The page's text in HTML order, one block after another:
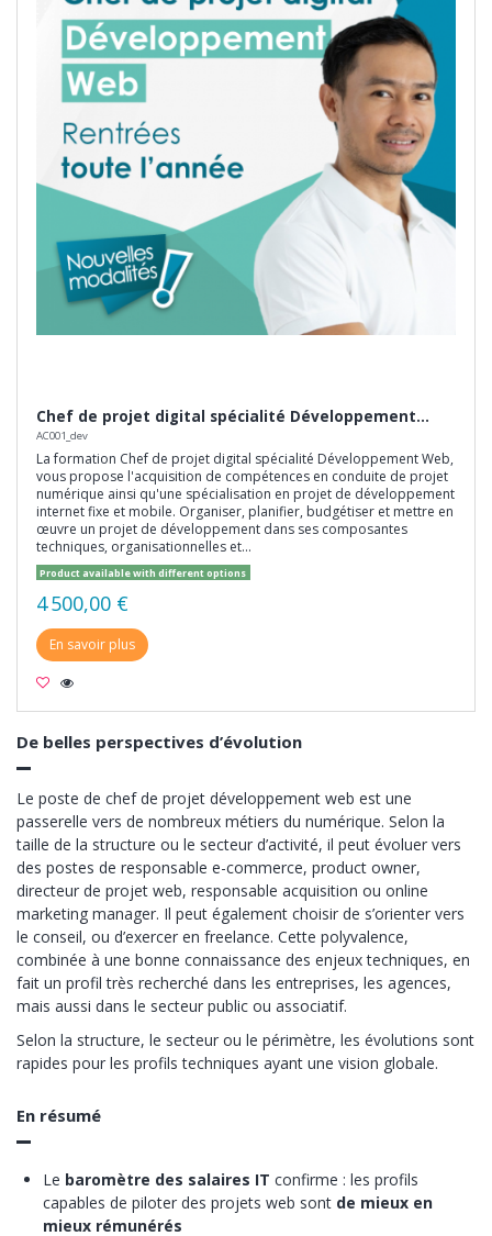
Chef de projet digital spécialité Développement...
AC001_dev
La formation Chef de projet digital spécialité Développement Web,
vous propose l'acquisition de compétences en conduite de projet
numérique ainsi qu'une spécialisation en projet de développement
internet fixe et mobile. Organiser, planifier, budgétiser et mettre en
œuvre un projet de développement dans ses composantes
techniques, organisationnelles et...
Product available with different options
4 500,00 €
En savoir plus
De belles perspectives d’évolution
Le poste de chef de projet développement web est une
passerelle vers de nombreux métiers du numérique. Selon la
taille de la structure ou le secteur d’activité, il peut évoluer vers
des postes de responsable e-commerce, product owner,
directeur de projet web, responsable acquisition ou online
marketing manager. Il peut également choisir de s’orienter vers
le conseil, ou d’exercer en freelance. Cette polyvalence,
combinée à une bonne connaissance des enjeux techniques, en
fait un profil très recherché dans les entreprises, les agences,
mais aussi dans le secteur public ou associatif.
Selon la structure, le secteur ou le périmètre, les évolutions sont
rapides pour les profils techniques ayant une vision globale.
En résumé
Le baromètre des salaires IT confirme : les profils
capables de piloter des projets web sont de mieux en
mieux rémunérés